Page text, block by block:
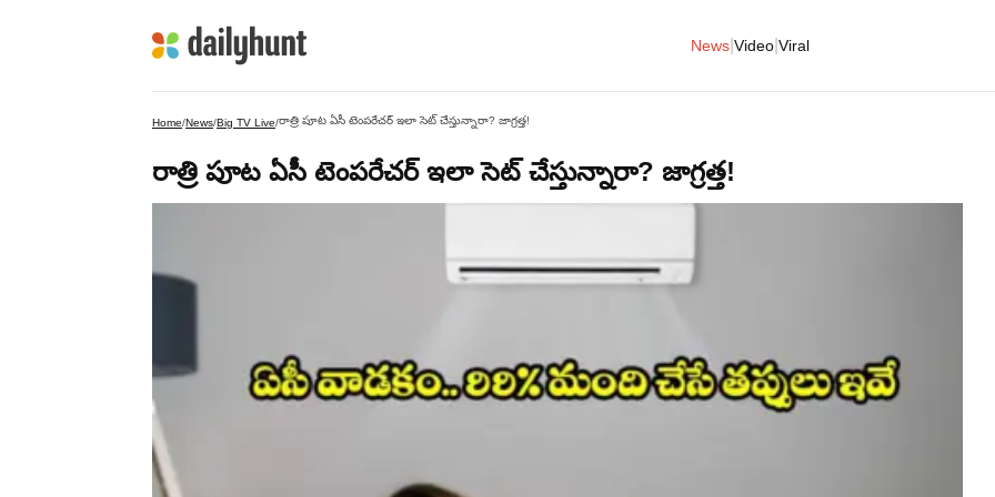
News Video Viral
Home/News/Big TV Live/రాత్రి పూట ఏసీ టెంపరేచర్ ఇలా సెట్ చేస్తున్నారా? జాగ్రత్త!
రాత్రి పూట ఏసీ టెంపరేచర్ ఇలా సెట్ చేస్తున్నారా? జాగ్రత్త!